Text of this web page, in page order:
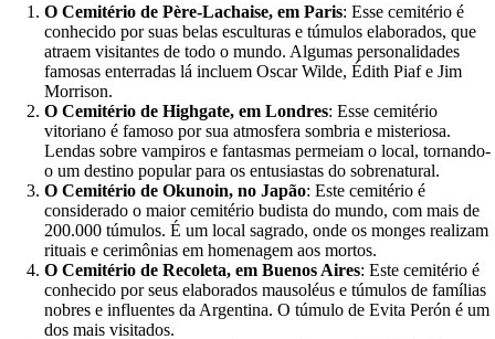
O Cemitério de Père-Lachaise, em Paris: Esse cemitério é
conhecido por suas belas esculturas e túmulos elaborados, que
atraem visitantes de todo o mundo. Algumas personalidades
famosas enterradas lá incluem Oscar Wilde, Édith Piaf e Jim
Morrison.
O Cemitério de Highgate, em Londres: Esse cemitério
vitoriano é famoso por sua atmosfera sombria e misteriosa.
Lendas sobre vampiros e fantasmas permeiam o local, tornando-
o um destino popular para os entusiastas do sobrenatural.
O Cemitério de Okunoin, no Japão: Este cemitério é
considerado o maior cemitério budista do mundo, com mais de
200.000 túmulos. É um local sagrado, onde os monges realizam
rituais e cerimônias em homenagem aos mortos.
O Cemitério de Recoleta, em Buenos Aires: Este cemitério é
conhecido por seus elaborados mausoléus e túmulos de famílias
nobres e influentes da Argentina. O túmulo de Evita Perón é um
dos mais visitados.